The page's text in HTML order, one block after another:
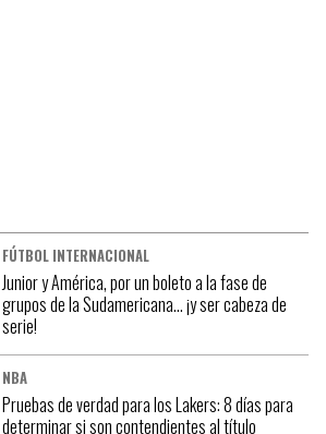
FÚTBOL INTERNACIONAL
Junior y América, por un boleto a la fase de
grupos de la Sudamericana… ¡y ser cabeza de
serie!
NBA
Pruebas de verdad para los Lakers: 8 días para
determinar si son contendientes al título